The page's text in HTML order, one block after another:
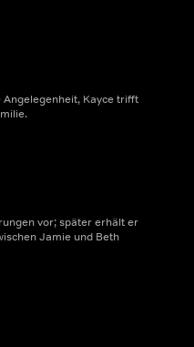
Kayce trifft
vor; später erhält er
Jamie und Beth